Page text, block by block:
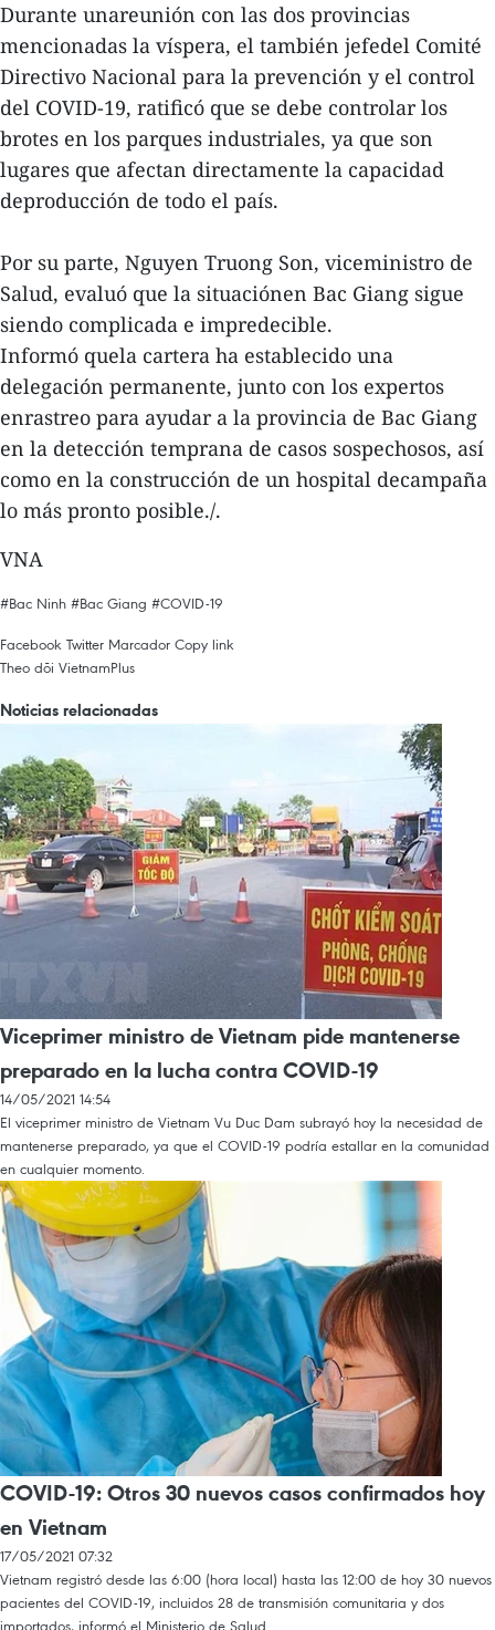
Durante unareunión con las dos provincias
mencionadas la víspera, el también jefedel Comité
Directivo Nacional para la prevención y el control
del COVID-19, ratificó que se debe controlar los
brotes en los parques industriales, ya que son
lugares que afectan directamente la capacidad
deproducción de todo el país.
Por su parte, Nguyen Truong Son, viceministro de
Salud, evaluó que la situaciónen Bac Giang sigue
siendo complicada e impredecible.
Informó quela cartera ha establecido una
delegación permanente, junto con los expertos
enrastreo para ayudar a la provincia de Bac Giang
en la detección temprana de casos sospechosos, así
como en la construcción de un hospital decampaña
lo más pronto posible./.
VNA
#Bac Ninh #Bac Giang #COVID-19
Facebook Twitter Marcador Copy link
Theo dõi VietnamPlus
Noticias relacionadas
Viceprimer ministro de Vietnam pide mantenerse
preparado en la lucha contra COVID-19
14/05/2021 14:54
El viceprimer ministro de Vietnam Vu Duc Dam subrayó hoy la necesidad de
mantenerse preparado, ya que el COVID-19 podría estallar en la comunidad
en cualquier momento.
COVID-19: Otros 30 nuevos casos confirmados hoy
en Vietnam
17/05/2021 07:32
Vietnam registró desde las 6:00 (hora local) hasta las 12:00 de hoy 30 nuevos
pacientes del COVID-19, incluidos 28 de transmisión comunitaria y dos
importados, informó el Ministerio de Salud.